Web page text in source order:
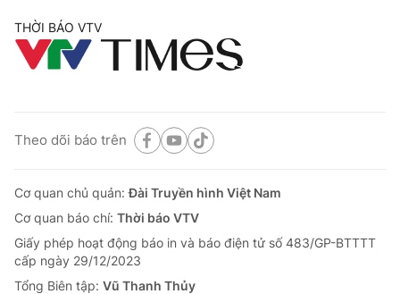
THỜI BÁO VTV
Theo dõi báo trên
Cơ quan chủ quản:Đài Truyền hình Việt Nam
Cơ quan báo chí: Thời báo VTV
Giấy phép hoạt động báo in và báo điện tử số 483/GP-BTTTT
cấp ngày 29/12/2023
Tổng Biên tập: Vũ Thanh Thủy